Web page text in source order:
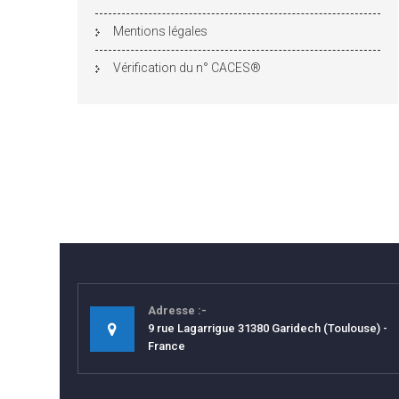
Mentions légales
Vérification du n° CACES®
Adresse
9 rue Lagarrigue 31380 Garidech (Toulouse) -
France